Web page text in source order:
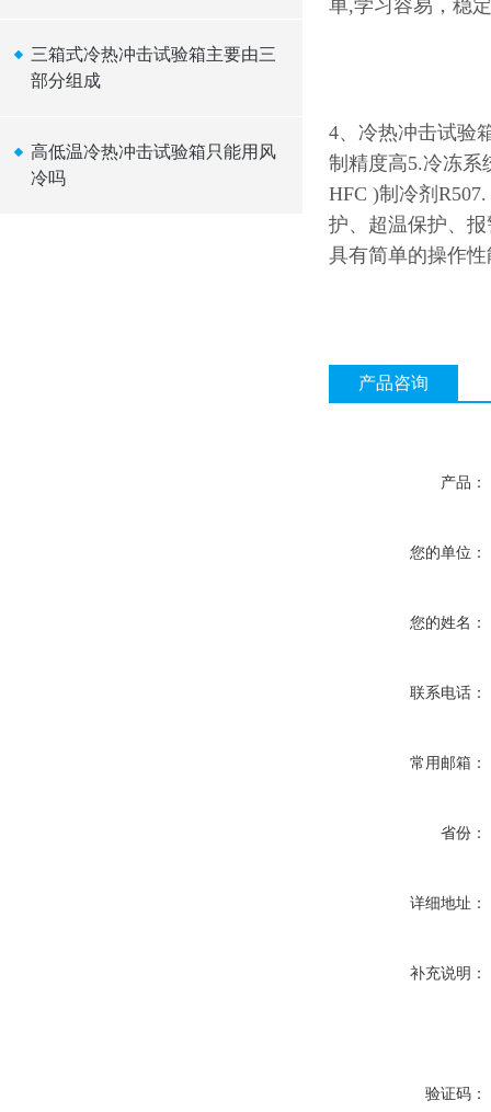
三箱式冷热冲击试验箱主要由三
部分组成
高低温冷热冲击试验箱只能用风
冷吗
单,学习容易，稳
4、冷热冲击试验
制精度高5.冷冻系
HFC )制冷剂
护、超温保护、
具有简单的操作
产品咨询
产品：
您的单位：
您的姓名：
联系电话：
常用邮箱：
省份：
详细地址：
补充说明：
验证码：